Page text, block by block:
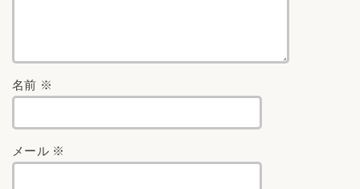
名前 ※
メール ※